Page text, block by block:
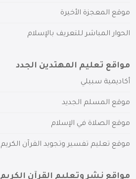
موقع المعجزة الأخيرة
الحوار المباشر للتعريف بالإسلام
مواقع تعليم المهتدين الجدد
أكاديمية سبيلي
موقع المسلم الجديد
موقع الصلاة في الإسلام
موقع تعليم تفسير وتجويد القرآن الكريم
مواقع نشر وتعليم القرآن الكريم